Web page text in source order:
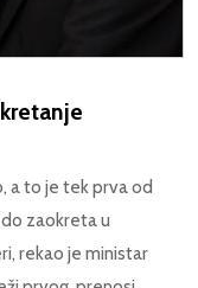
a to je tek prva od
zaokreta u
rekao je ministar